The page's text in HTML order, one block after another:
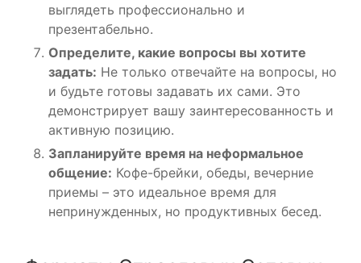
выглядеть профессионально и
презентабельно.
Определите, какие вопросы вы хотите
задать: Не только отвечайте на вопросы, но
и будьте готовы задавать их сами. Это
демонстрирует вашу заинтересованность и
активную позицию.
Запланируйте время на неформальное
общение: Кофе-брейки, обеды, вечерние
приемы – это идеальное время для
непринужденных, но продуктивных бесед.